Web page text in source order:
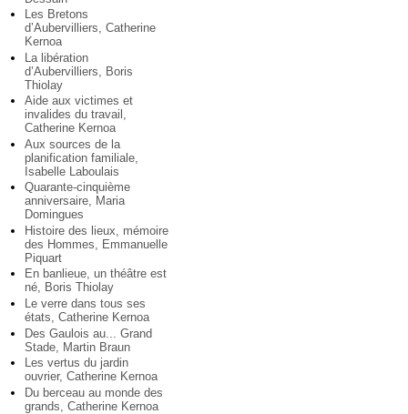
Les Bretons
d’Aubervilliers, Catherine
Kernoa
La libération
d’Aubervilliers, Boris
Thiolay
Aide aux victimes et
invalides du travail,
Catherine Kernoa
Aux sources de la
planification familiale,
Isabelle Laboulais
Quarante-cinquième
anniversaire, Maria
Domingues
Histoire des lieux, mémoire
des Hommes, Emmanuelle
Piquart
En banlieue, un théâtre est
né, Boris Thiolay
Le verre dans tous ses
états, Catherine Kernoa
Des Gaulois au... Grand
Stade, Martin Braun
Les vertus du jardin
ouvrier, Catherine Kernoa
Du berceau au monde des
grands, Catherine Kernoa